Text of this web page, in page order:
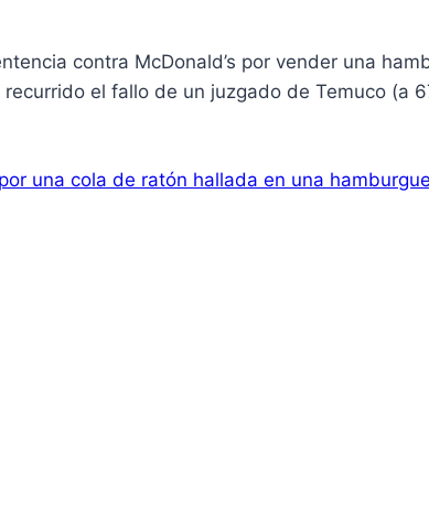
contra McDonald’s por vender una
el fallo de un juzgado de Temuco (a
una cola de ratón hallada en una